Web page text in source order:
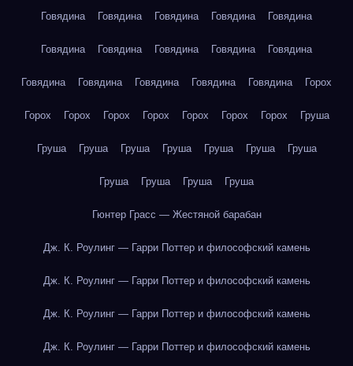
Говядина Говядина Говядина Говядина Говядина
Говядина Говядина Говядина Говядина Говядина
Говядина Говядина Говядина Говядина Говядина Горох
Горох Горох Горох Горох Горох Горох Горох Груша
Груша Груша Груша Груша Груша Груша Груша
Груша Груша Груша Груша
Гюнтер Грасс — Жестяной барабан
Дж. К. Роулинг — Гарри Поттер и философский камень
Дж. К. Роулинг — Гарри Поттер и философский камень
Дж. К. Роулинг — Гарри Поттер и философский камень
Дж. К. Роулинг — Гарри Поттер и философский камень